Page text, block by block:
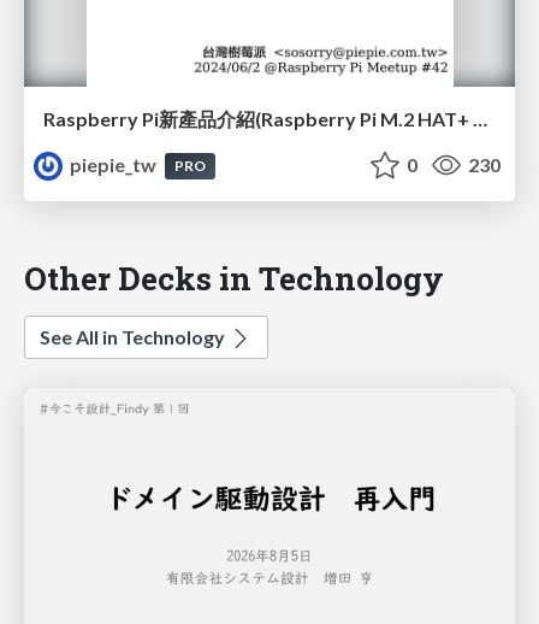
Raspberry Pi新產品介紹(Raspberry Pi M.2 HAT+ 和 Raspberry Pi AI Kit)(#42)
piepie_tw
PRO 0 230
Other Decks in Technology
See All in Technology